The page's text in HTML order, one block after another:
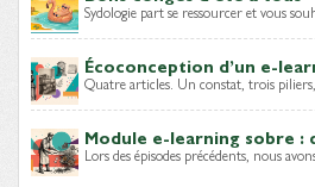
Sydologie part se ressourcer et vous
Écoconception d’un e-
Quatre articles. Un constat, trois
Module e-learning sobre :
Lors des épisodes précédents, nous